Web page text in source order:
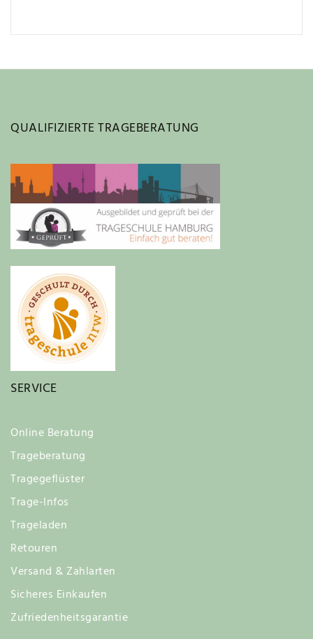
QUALIFIZIERTE TRAGEBERATUNG
SERVICE
Online Beratung
Trageberatung
Tragegeflüster
Trage-Infos
Trageladen
Retouren
Versand & Zahlarten
Sicheres Einkaufen
Zufriedenheitsgarantie